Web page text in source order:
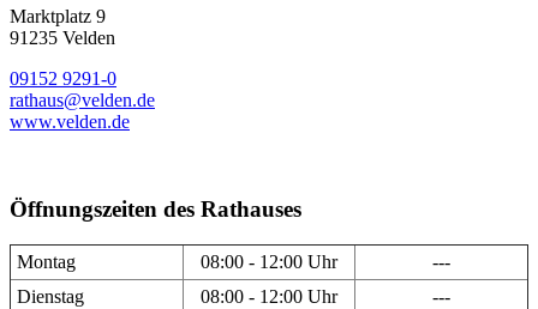
Marktplatz 9
91235 Velden
09152 9291-0
rathaus@velden.de
www.velden.de
Öffnungszeiten des Rathauses
Montag 08:00 - 12:00 Uhr
---
Dienstag
08:00 - 12:00 Uhr ---